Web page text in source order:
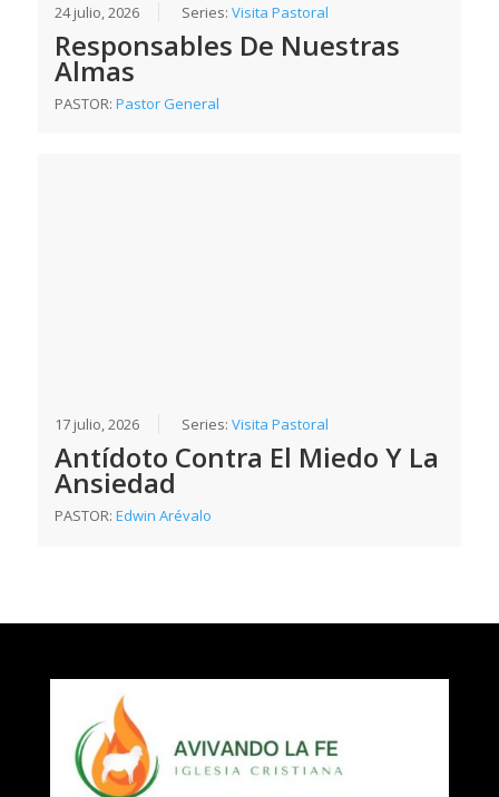
24 julio, 2026 Series:Visita Pastoral
Responsables De Nuestras
Almas
PASTOR:Pastor General
17 julio, 2026 Series:Visita Pastoral
Antídoto Contra El Miedo Y La
Ansiedad
PASTOR:Edwin Arévalo